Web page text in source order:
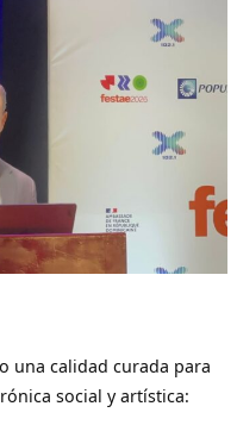
una calidad curada para
social y artística: